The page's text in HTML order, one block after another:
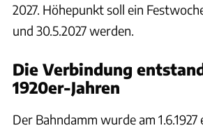
2027. Höhepunkt soll ein
und 30.5.2027 werden.
Die Verbindung
1920er-Jahren
Der Bahndamm wurde am